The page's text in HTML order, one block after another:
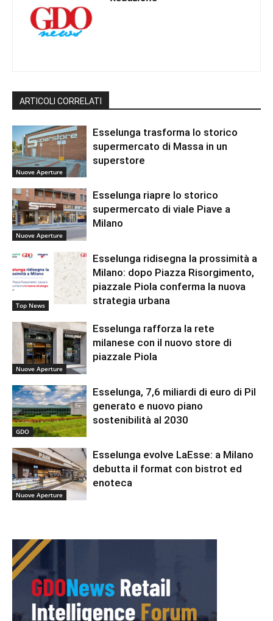
ARTICOLI CORRELATI
Nuove Aperture
Esselunga trasforma lo storico
supermercato di Massa in un
superstore
Nuove Aperture
Esselunga riapre lo storico
supermercato di viale Piave a
Milano
Top News
Esselunga ridisegna la prossimità a
Milano: dopo Piazza Risorgimento,
piazzale Piola conferma la nuova
strategia urbana
Nuove Aperture
Esselunga rafforza la rete
milanese con il nuovo store di
piazzale Piola
GDO
Esselunga, 7,6 miliardi di euro di Pil
generato e nuovo piano
sostenibilità al 2030
Nuove Aperture
Esselunga evolve LaEsse: a Milano
debutta il format con bistrot ed
enoteca